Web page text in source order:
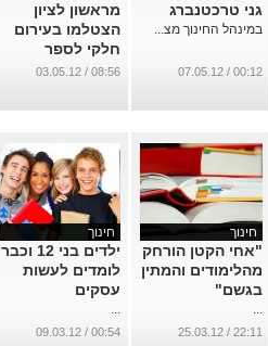
גני טרכטנברג
במינהל החינוך מצ...
00:12 / 07.05.12
מראשון לציון
הצטלמו בעירום
חלקי לספר
המחזור
08:56 / 03.05.12
חינוך
"אחי הקטן הורחק
מהלימודים והמתין
בגשם"
...
22:11 / 25.03.12
חינוך
ילדים בני 12 וכבר
לומדים לעשות
עסקים
...
00:54 / 09.03.12